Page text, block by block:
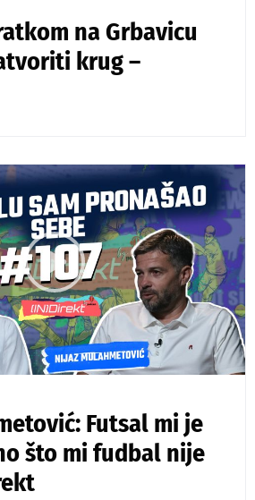
na Grbavicu
krug –
Futsal mi je
što mi fudbal nije